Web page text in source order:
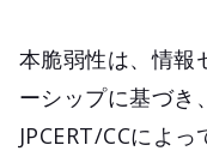
本脆弱性は、情報
ーシップに基づき
JPCERT/CCによ